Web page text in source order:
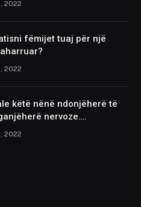
2022
fëmijet tuaj për një
2022
këtë nënë ndonjëherë të
nervoze….
2022